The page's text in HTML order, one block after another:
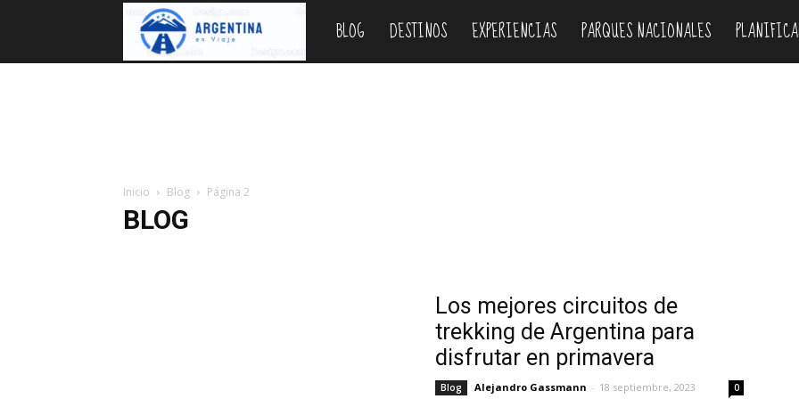
Argentina
BLOG DESTINOS EXPERIENCIAS PARQUES NACIONALES
Inicio Blog Página 2
BLOG
Los mejores circuitos de
trekking de Argentina para
disfrutar en primavera
Blog Alejandro Gassmann - 18 septiembre, 2023 0